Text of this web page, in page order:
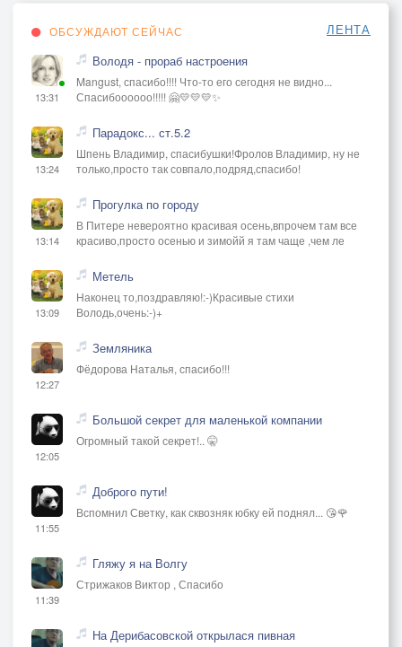
ОБСУЖДАЮТ СЕЙЧАС ЛЕНТА
13:31
Володя - прораб настроения
Mangust, спасибо!!!! Что-то его сегодня не видно...
Спасибоооооо!!!!! 🤗💛💛💛✨
13:24
Парадокс... ст.5.2
Шпень Владимир, спасибушки!Фролов Владимир, ну не
только,просто так совпало,подряд,спасибо!
13:14
Прогулка по городу
В Питере невероятно красивая осень,впрочем там все
красиво,просто осенью и зимойй я там чаще ,чем ле
13:09
Метель
Наконец то,поздравляю!:-)Красивые стихи
Володь,очень:-)+
12:27
Земляника
Фёдорова Наталья, спасибо!!!
12:05
Большой секрет для маленькой компании
Огромный такой секрет!.. 🤫
11:55
Доброго пути!
Вспомнил Светку, как сквозняк юбку ей поднял... 😘🌹
11:39
Гляжу я на Волгу
Стрижаков Виктор , Спасибо
На Дерибасовской открылася пивная